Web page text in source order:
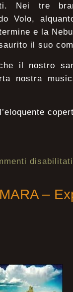
Nei tre
Volo,
e la
il suo
che il nostro
nostra
disabilitati
–